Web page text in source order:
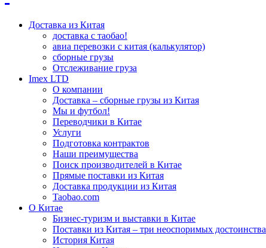
Доставка из Китая
доставка с таобао!
авиа перевозки с китая (калькулятор)
сборные грузы
Отслеживание груза
Imex LTD
О компании
Доставка – сборные грузы из Китая
Мы и футбол!
Переводчики в Китае
Услуги
Подготовка контрактов
Наши преимущества
Поиск производителей в Китае
Прямые поставки из Китая
Доставка продукции из Китая
Taobao.com
О Китае
Бизнес-туризм и выставки в Китае
Поставки из Китая – три неоспоримых достоинства
История Китая